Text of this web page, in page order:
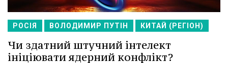
РОСІЯ ВОЛОДИМИР ПУТІН КИТАЙ (РЕГІОН)
Чи здатний штучний інтелект
ініціювати ядерний конфлікт?